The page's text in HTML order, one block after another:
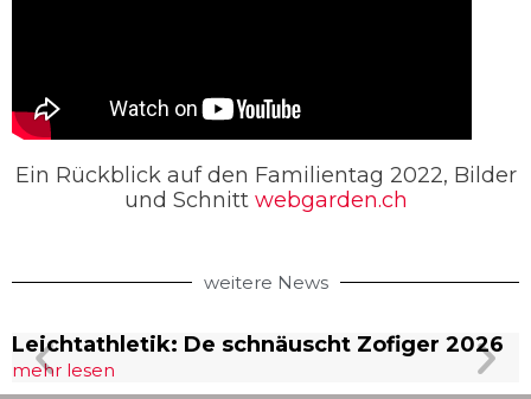
Ein Rückblick auf den Familientag 2022, Bilder
und Schnitt webgarden.ch
weitere News
Leichtathletik: De schnäuscht Zofiger 2026
mehr lesen